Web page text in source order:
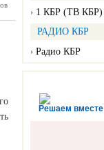
1 КБР (ТВ КБР)
РАДИО КБР
Радио КБР
Решаем вместе